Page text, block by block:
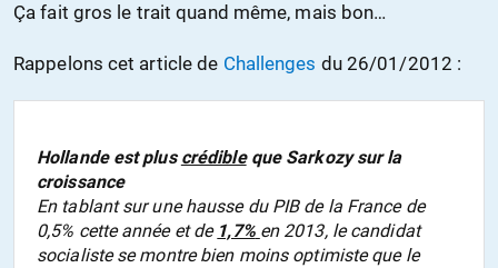
Ça fait gros le trait quand même, mais bon…
Rappelons cet article de Challenges du 26/01/2012 :
Hollande est pluscrédibleque Sarkozy sur la
croissance
En tablant sur une hausse du PIB de la France de
0,5% cette année et de 1,7% en 2013, le candidat
socialiste se montre bien moins optimiste que le